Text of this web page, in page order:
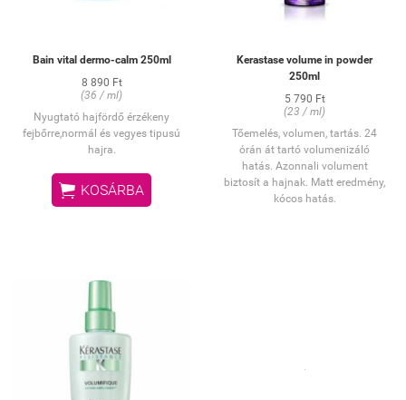
Bain vital dermo-calm 250ml
8 890 Ft
(36 / ml)
Nyugtató hajfördő érzékeny
fejbőrre,normál és vegyes tipusú
hajra.
 KOSÁRBA
Kerastase volume in powder
250ml
5 790 Ft
(23 / ml)
Tőemelés, volumen, tartás. 24
órán át tartó volumenizáló
hatás. Azonnali volument
biztosít a hajnak. Matt eredmény,
kócos hatás.